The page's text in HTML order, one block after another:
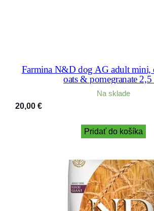
Farmina N&D dog AG adult mini,
oats & pomegranate 2,5
Na sklade
20,00 €
Pridať do košíka